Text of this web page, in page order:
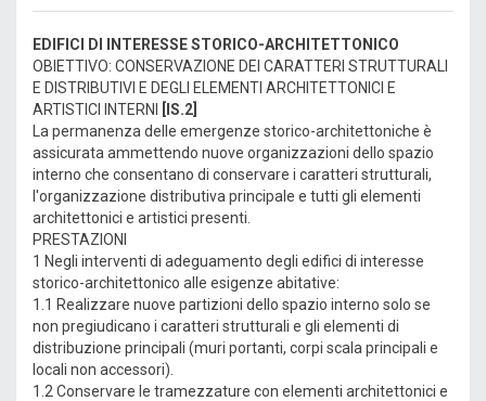
EDIFICI DI INTERESSE STORICO-ARCHITETTONICO
OBIETTIVO: CONSERVAZIONE DEI CARATTERI STRUTTURALI
E DISTRIBUTIVI E DEGLI ELEMENTI ARCHITETTONICI E
ARTISTICI INTERNI
[IS.2]
La permanenza delle emergenze storico-architettoniche è
assicurata ammettendo nuove organizzazioni dello spazio
interno che consentano di conservare i caratteri strutturali,
l'organizzazione distributiva principale e tutti gli elementi
architettonici e artistici presenti.
PRESTAZIONI
1 Negli interventi di adeguamento degli edifici di interesse
storico-architettonico alle esigenze abitative:
1.1 Realizzare nuove partizioni dello spazio interno solo se
non pregiudicano i caratteri strutturali e gli elementi di
distribuzione principali (muri portanti, corpi scala principali e
locali non accessori).
1.2 Conservare le tramezzature con elementi architettonici e